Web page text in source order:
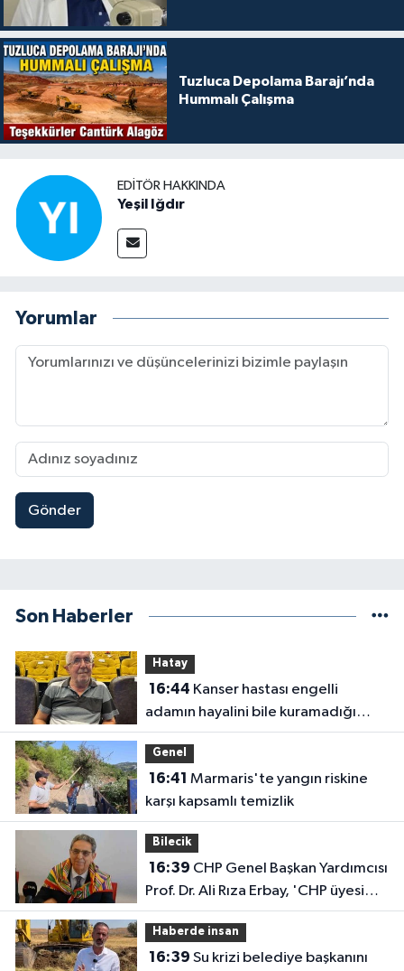
Tuzluca Depolama Barajı’nda
Hummalı Çalışma
EDITÖR HAKKINDA
Yeşil Iğdır
Yorumlar
Gönder
Son Haberler
Hatay
16:44
adamın hayalini bile kuramadığı
evine kavuşunca döktüğü gözyaşı
duygulandırdı
Genel
16:41
karşı kapsamlı temizlik
Bilecik
16:39
Prof. Dr. Ali Rıza Erbay, 'CHP üyesi
olmak inanç ister, emek ister, yürek
ister'
Haberde insan
16:39